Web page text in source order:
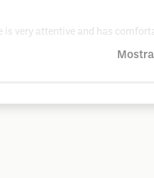
very attentive and has